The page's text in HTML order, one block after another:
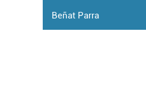
Beñat Parra